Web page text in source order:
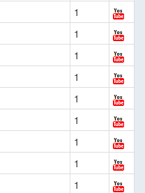
1
1
1
1
1
1
1
1
1